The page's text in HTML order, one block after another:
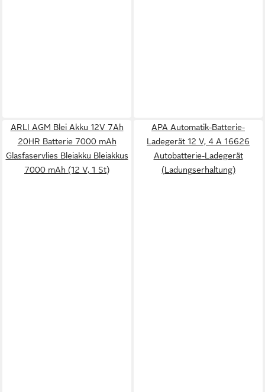
ARLI AGM Blei Akku 12V 7Ah
20HR Batterie 7000 mAh
Glasfaservlies Bleiakku Bleiakkus
7000 mAh (12 V, 1 St)
APA Automatik-Batterie-
Ladegerät 12 V, 4 A 16626
Autobatterie-Ladegerät
(Ladungserhaltung)